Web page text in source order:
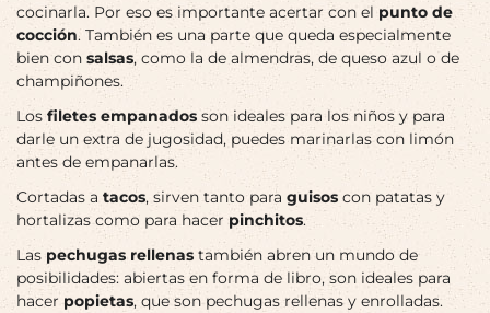
cocinarla. Por eso es importante acertar con el punto de
cocción. También es una parte que queda especialmente
bien con salsas, como la de almendras, de queso azul o de
champiñones.
Los filetes empanados son ideales para los niños y para
darle un extra de jugosidad, puedes marinarlas con limón
antes de empanarlas.
Cortadas a tacos, sirven tanto para guisos con patatas y
hortalizas como para hacerpinchitos.
Las pechugas rellenas también abren un mundo de
posibilidades: abiertas en forma de libro, son ideales para
hacer popietas, que son pechugas rellenas y enrolladas.